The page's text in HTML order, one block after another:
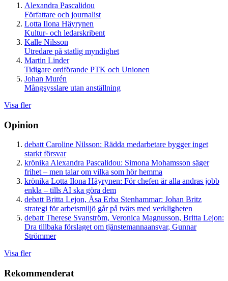
Alexandra Pascalidou
Författare och journalist
Lotta Ilona Häyrynen
Kultur- och ledarskribent
Kalle Nilsson
Utredare på statlig myndighet
Martin Linder
Tidigare ordförande PTK och Unionen
Johan Murén
Mångsysslare utan anställning
Visa fler
Opinion
debatt Caroline Nilsson: Rädda medarbetare bygger inget
starkt försvar
krönika Alexandra Pascalidou: Simona Mohamsson säger
frihet – men talar om vilka som hör hemma
krönika Lotta Ilona Häyrynen: För chefen är alla andras jobb
enkla – tills AI ska göra dem
debatt Britta Lejon, Åsa Erba Stenhammar: Johan Britz
strategi för arbetsmiljö går på tvärs med verkligheten
debatt Therese Svanström, Veronica Magnusson, Britta Lejon:
Dra tillbaka förslaget om tjänstemannaansvar, Gunnar
Strömmer
Visa fler
Rekommenderat